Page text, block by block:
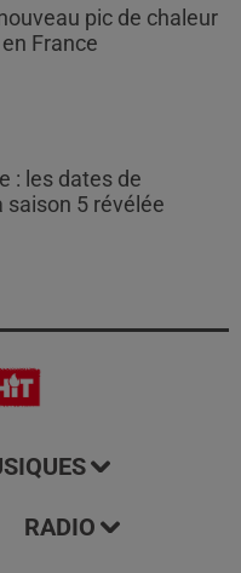
pic de chaleur
France
: les dates de
saison 5 révélée
RADIO